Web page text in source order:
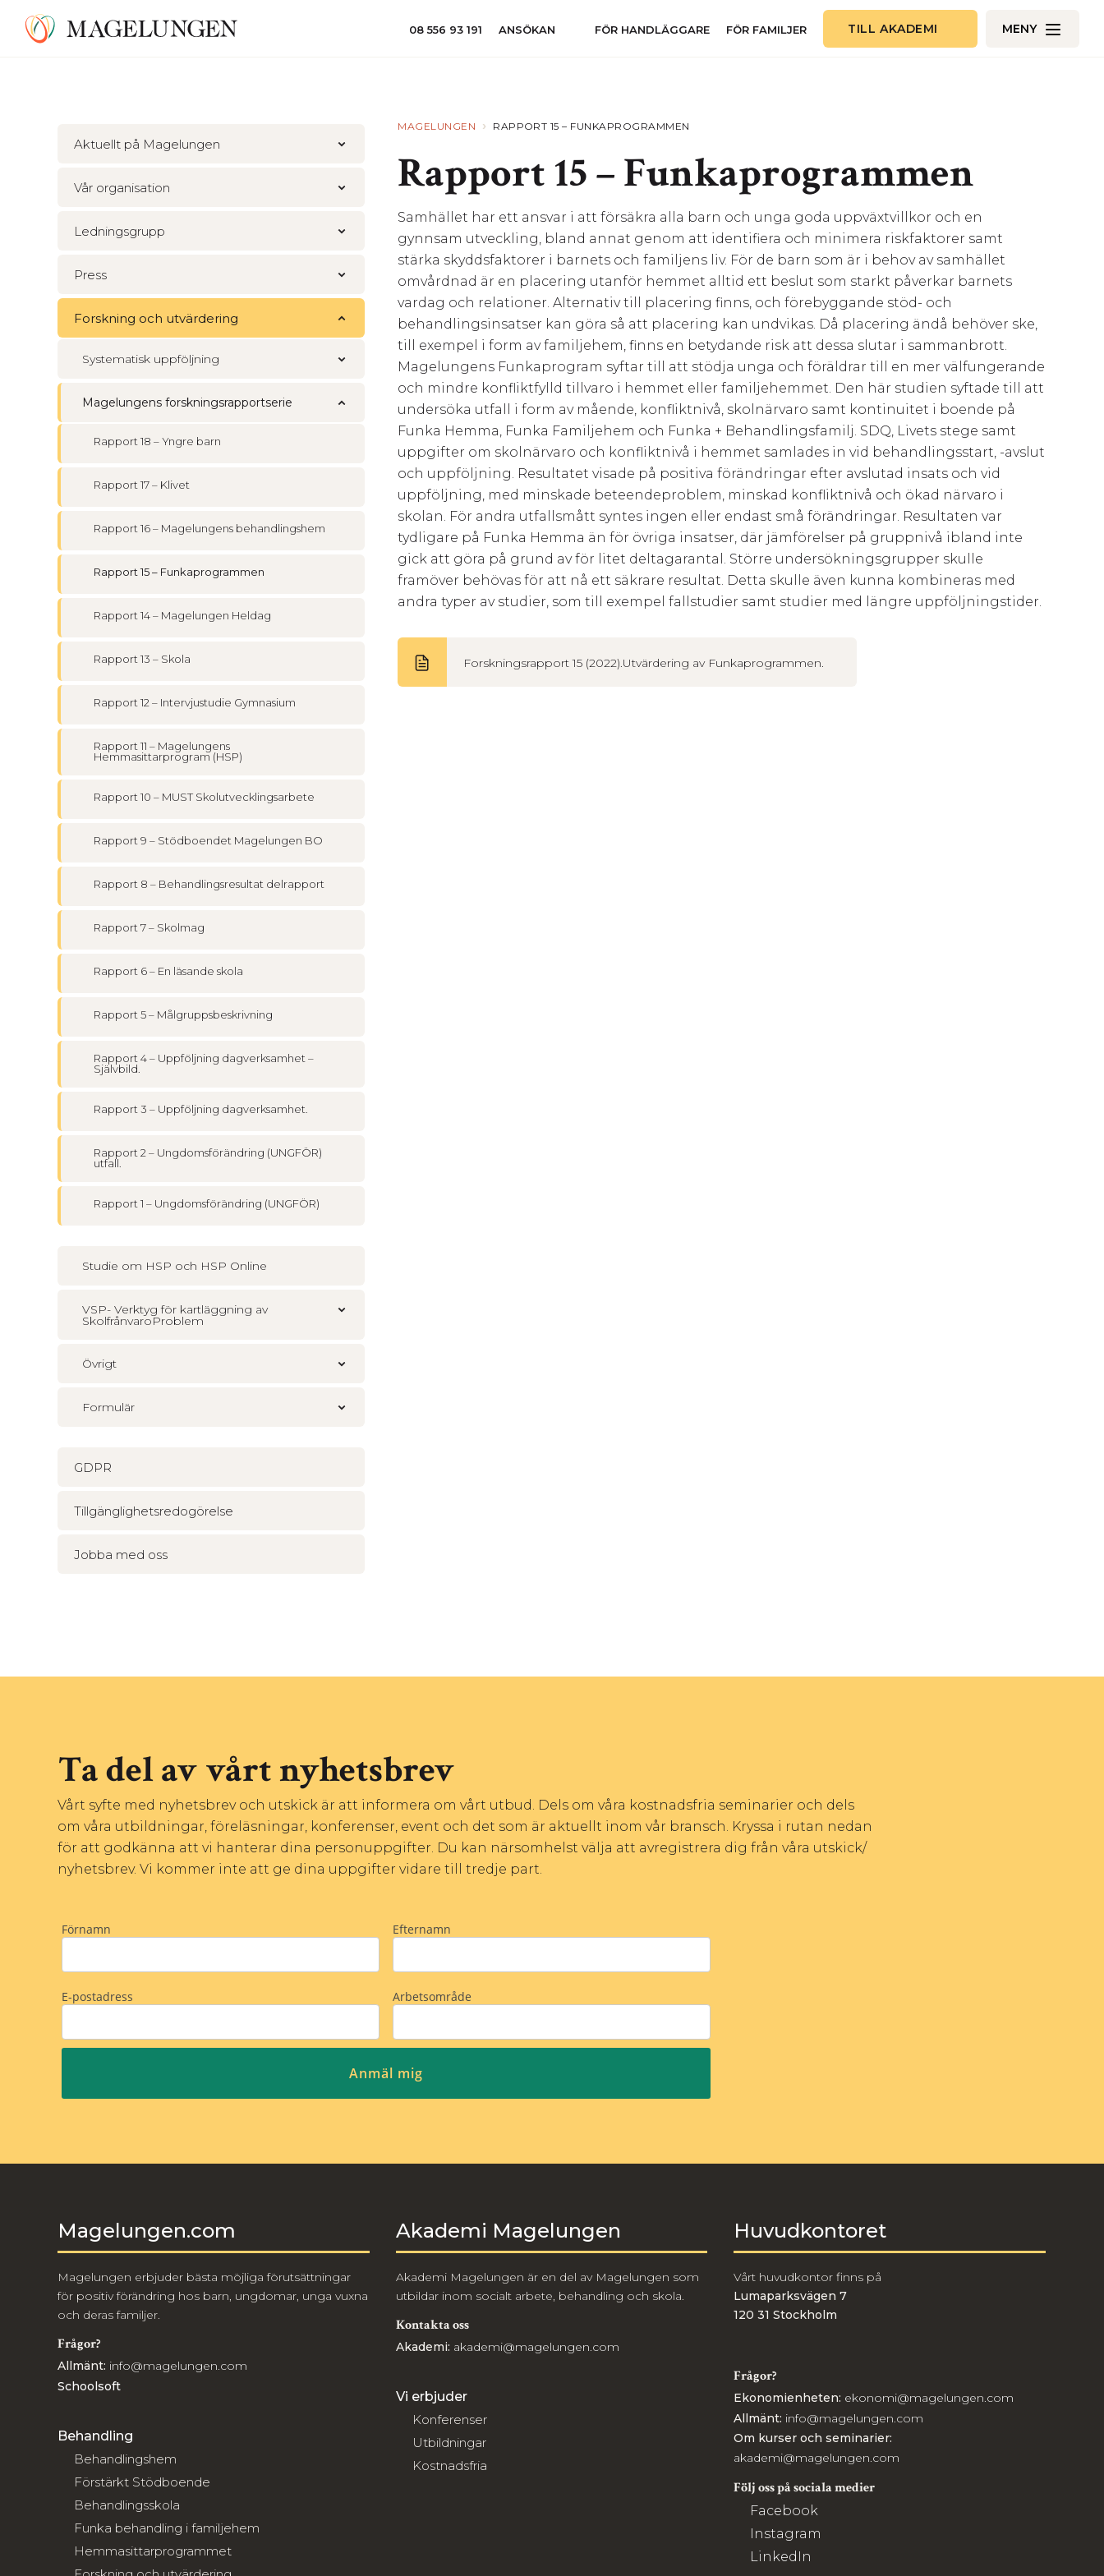
08 556 93 191 ANSÖKAN FÖR HANDLÄGGARE FÖR FAMILJER TILL AKADEMI MENY
Aktuellt på Magelungen
Vår organisation
Ledningsgrupp
Press
Forskning och utvärdering
Systematisk uppföljning
Magelungens forskningsrapportserie
Rapport 18 – Yngre barn
Rapport 17 – Klivet
Rapport 16 – Magelungens behandlingshem
Rapport 15 – Funkaprogrammen
Rapport 14 – Magelungen Heldag
Rapport 13 – Skola
Rapport 12 – Intervjustudie Gymnasium
Rapport 11 – Magelungens
Hemmasittarprogram (HSP)
Rapport 10 – MUST Skolutvecklingsarbete
Rapport 9 – Stödboendet Magelungen BO
Rapport 8 – Behandlingsresultat delrapport
Rapport 7 – Skolmag
Rapport 6 – En läsande skola
Rapport 5 – Målgruppsbeskrivning
Rapport 4 – Uppföljning dagverksamhet –
Självbild.
Rapport 3 – Uppföljning dagverksamhet.
Rapport 2 – Ungdomsförändring (UNGFÖR)
utfall.
Rapport 1 – Ungdomsförändring (UNGFÖR)
Studie om HSP och HSP Online
VSP- Verktyg för kartläggning av
SkolfrånvaroProblem
Övrigt
Formulär
GDPR
Tillgänglighetsredogörelse
Jobba med oss
MAGELUNGEN › RAPPORT 15 – FUNKAPROGRAMMEN
Rapport 15 – Funkaprogrammen
Samhället har ett ansvar i att försäkra alla barn och unga goda uppväxtvillkor och en
gynnsam utveckling, bland annat genom att identifiera och minimera riskfaktorer samt
stärka skyddsfaktorer i barnets och familjens liv. För de barn som är i behov av samhället
omvårdnad är en placering utanför hemmet alltid ett beslut som starkt påverkar barnets
vardag och relationer. Alternativ till placering finns, och förebyggande stöd- och
behandlingsinsatser kan göra så att placering kan undvikas. Då placering ändå behöver ske,
till exempel i form av familjehem, finns en betydande risk att dessa slutar i sammanbrott.
Magelungens Funkaprogram syftar till att stödja unga och föräldrar till en mer välfungerande
och mindre konfliktfylld tillvaro i hemmet eller familjehemmet. Den här studien syftade till att
undersöka utfall i form av mående, konfliktnivå, skolnärvaro samt kontinuitet i boende på
Funka Hemma, Funka Familjehem och Funka + Behandlingsfamilj. SDQ, Livets stege samt
uppgifter om skolnärvaro och konfliktnivå i hemmet samlades in vid behandlingsstart, -avslut
och uppföljning. Resultatet visade på positiva förändringar efter avslutad insats och vid
uppföljning, med minskade beteendeproblem, minskad konfliktnivå och ökad närvaro i
skolan. För andra utfallsmått syntes ingen eller endast små förändringar. Resultaten var
tydligare på Funka Hemma än för övriga insatser, där jämförelser på gruppnivå ibland inte
gick att göra på grund av för litet deltagarantal. Större undersökningsgrupper skulle
framöver behövas för att nå ett säkrare resultat. Detta skulle även kunna kombineras med
andra typer av studier, som till exempel fallstudier samt studier med längre uppföljningstider.
Forskningsrapport 15 (2022).Utvärdering av Funkaprogrammen.
Ta del av vårt nyhetsbrev
Vårt syfte med nyhetsbrev och utskick är att informera om vårt utbud. Dels om våra kostnadsfria seminarier och dels
om våra utbildningar, föreläsningar, konferenser, event och det som är aktuellt inom vår bransch. Kryssa i rutan nedan
för att godkänna att vi hanterar dina personuppgifter. Du kan närsomhelst välja att avregistrera dig från våra utskick/
nyhetsbrev. Vi kommer inte att ge dina uppgifter vidare till tredje part.
Magelungen.com
Magelungen erbjuder bästa möjliga förutsättningar
för positiv förändring hos barn, ungdomar, unga vuxna
och deras familjer.
Frågor?
Allmänt: info@magelungen.com
Schoolsoft
Behandling
Behandlingshem
Förstärkt Stödboende
Behandlingsskola
Funka behandling i familjehem
Hemmasittarprogrammet
Akademi Magelungen
Akademi Magelungen är en del av Magelungen som
utbildar inom socialt arbete, behandling och skola.
Kontakta oss
Akademi: akademi@magelungen.com
Vi erbjuder
Konferenser
Utbildningar
Kostnadsfria
Huvudkontoret
Vårt huvudkontor finns på
Lumaparksvägen 7
120 31 Stockholm
Frågor?
Ekonomienheten: ekonomi@magelungen.com
Allmänt: info@magelungen.com
Om kurser och seminarier:
akademi@magelungen.com
Följ oss på sociala medier
Facebook
Instagram
LinkedIn